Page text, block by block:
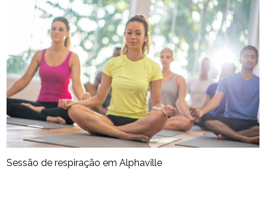
Sessão de respiração em Alphaville